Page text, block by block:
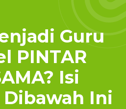
Guru
PINTAR
Isi
Ini